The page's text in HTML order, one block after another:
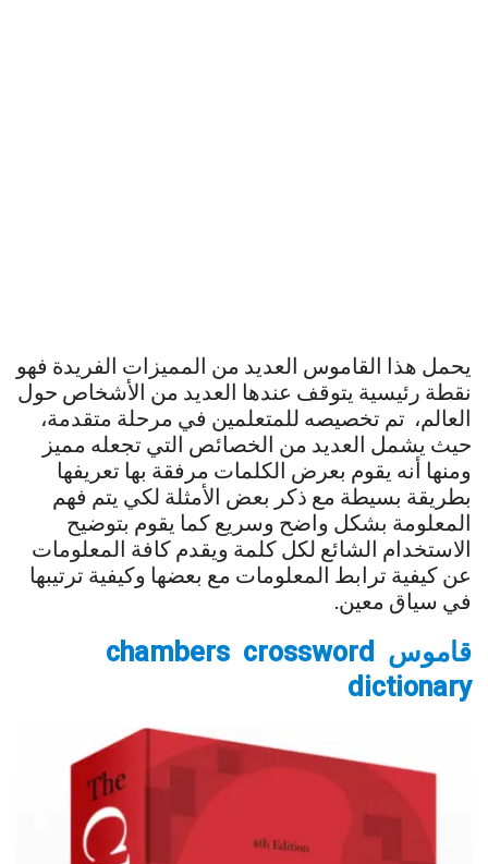
يحمل هذا القاموس العديد من المميزات الفريدة فهو
نقطة رئيسية يتوقف عندها العديد من الأشخاص حول
العالم، تم تخصيصه للمتعلمين في مرحلة متقدمة،
حيث يشمل العديد من الخصائص التي تجعله مميز
ومنها أنه يقوم بعرض الكلمات مرفقة بها تعريفها
بطريقة بسيطة مع ذكر بعض الأمثلة لكي يتم فهم
المعلومة بشكل واضح وسريع كما يقوم بتوضيح
الاستخدام الشائع لكل كلمة ويقدم كافة المعلومات
عن كيفية ترابط المعلومات مع بعضها وكيفية ترتيبها
في سياق معين.
قاموس chambers crossword
dictionary